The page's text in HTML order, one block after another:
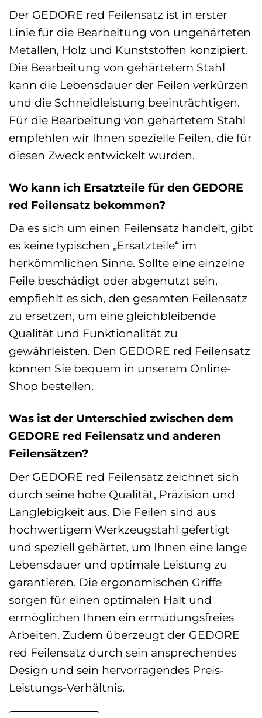
Der GEDORE red Feilensatz ist in erster
Linie für die Bearbeitung von ungehärteten
Metallen, Holz und Kunststoffen konzipiert.
Die Bearbeitung von gehärtetem Stahl
kann die Lebensdauer der Feilen verkürzen
und die Schneidleistung beeinträchtigen.
Für die Bearbeitung von gehärtetem Stahl
empfehlen wir Ihnen spezielle Feilen, die für
diesen Zweck entwickelt wurden.
Wo kann ich Ersatzteile für den GEDORE
red Feilensatz bekommen?
Da es sich um einen Feilensatz handelt, gibt
es keine typischen „Ersatzteile“ im
herkömmlichen Sinne. Sollte eine einzelne
Feile beschädigt oder abgenutzt sein,
empfiehlt es sich, den gesamten Feilensatz
zu ersetzen, um eine gleichbleibende
Qualität und Funktionalität zu
gewährleisten. Den GEDORE red Feilensatz
können Sie bequem in unserem Online-
Shop bestellen.
Was ist der Unterschied zwischen dem
GEDORE red Feilensatz und anderen
Feilensätzen?
Der GEDORE red Feilensatz zeichnet sich
durch seine hohe Qualität, Präzision und
Langlebigkeit aus. Die Feilen sind aus
hochwertigem Werkzeugstahl gefertigt
und speziell gehärtet, um Ihnen eine lange
Lebensdauer und optimale Leistung zu
garantieren. Die ergonomischen Griffe
sorgen für einen optimalen Halt und
ermöglichen Ihnen ein ermüdungsfreies
Arbeiten. Zudem überzeugt der GEDORE
red Feilensatz durch sein ansprechendes
Design und sein hervorragendes Preis-
Leistungs-Verhältnis.